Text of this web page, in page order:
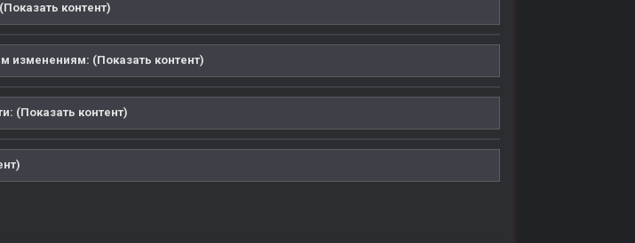
контент)
изменениям: (Показать контент)
(Показать контент)